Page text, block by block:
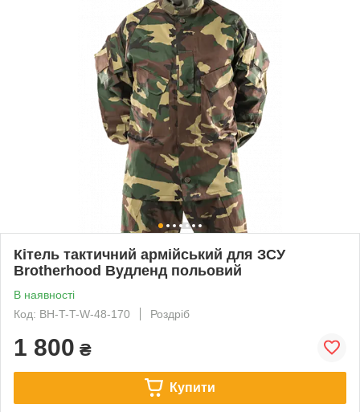
Кітель тактичний армійський для ЗСУ
Brotherhood Вудленд польовий
В наявності
Код: BH-T-T-W-48-170
Роздріб
1 800 ₴
Купити